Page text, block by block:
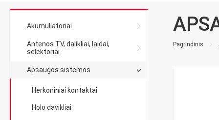
Akumuliatoriai
Antenos TV, dalikliai, laidai,
selektoriai
Apsaugos sistemos
Herkoniniai kontaktai
Holo davikliai
Pagrindinis